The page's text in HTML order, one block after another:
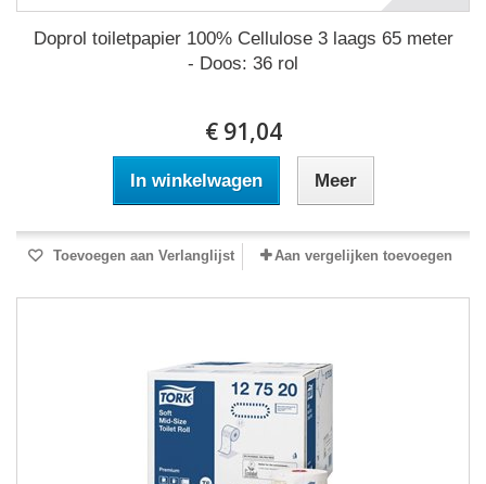
Doprol toiletpapier 100% Cellulose 3 laags 65 meter
- Doos: 36 rol
€ 91,04
In winkelwagen Meer
Toevoegen aan Verlanglijst Aan vergelijken toevoegen